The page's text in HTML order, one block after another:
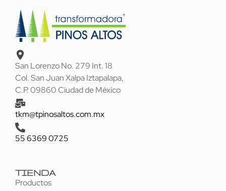
San Lorenzo No. 279 Int. 18
Col. San Juan Xalpa Iztapalapa,
C.P. 09860 Ciudad de México
tkm@tpinosaltos.com.mx
55 6369 0725
TIENDA
Productos